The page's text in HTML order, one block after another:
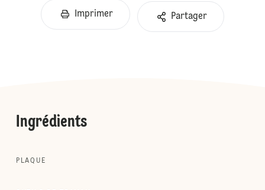
Imprimer Partager
Ingrédients
PLAQUE